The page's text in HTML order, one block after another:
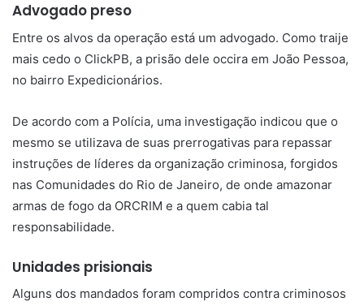
Advogado preso
Entre os alvos da operação está um advogado. Como traije
mais cedo o ClickPB, a prisão dele occira em João Pessoa,
no bairro Expedicionários.
De acordo com a Polícia, uma investigação indicou que o
mesmo se utilizava de suas prerrogativas para repassar
instruções de líderes da organização criminosa, forgidos
nas Comunidades do Rio de Janeiro, de onde amazonar
armas de fogo da ORCRIM e a quem cabia tal
responsabilidade.
Unidades prisionais
Alguns dos mandados foram compridos contra criminosos